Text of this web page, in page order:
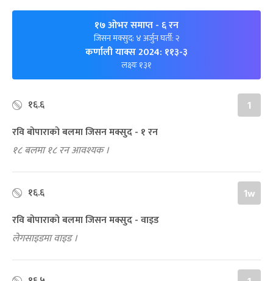
१७ ओभर समाप्त- ६ रन
जिसन मक्सुद: ४ अर्जुन घर्ती: २
कर्णाली याक्स 2024: ११३-३
लक्ष्यः १३१
१६.६ 1
रवि बोपाराको बलमा जिसन मक्सुद - १ रन
१८ बलमा १८ रन आवश्यक ।
१६.६ 1w
रवि बोपाराको बलमा जिसन मक्सुद - वाइड
लेगसाइडमा वाइड ।